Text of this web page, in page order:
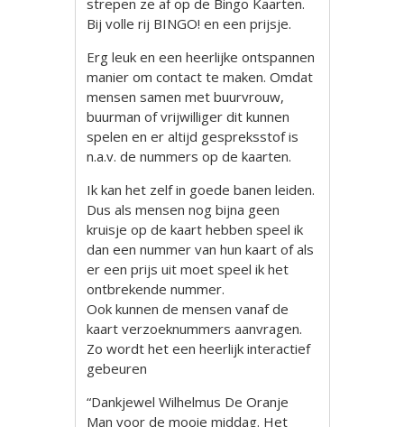
Bij volle rij BINGO! en een prijsje.
Erg leuk en een heerlijke ontspannen
manier om contact te maken. Omdat
mensen samen met buurvrouw,
buurman of vrijwilliger dit kunnen
spelen en er altijd gespreksstof is
n.a.v. de nummers op de kaarten.
Ik kan het zelf in goede banen leiden.
Dus als mensen nog bijna geen
kruisje op de kaart hebben speel ik
dan een nummer van hun kaart of als
er een prijs uit moet speel ik het
ontbrekende nummer.
Ook kunnen de mensen vanaf de
kaart verzoeknummers aanvragen.
Zo wordt het een heerlijk interactief
gebeuren
“Dankjewel Wilhelmus De Oranje
Man voor de mooie middag. Het